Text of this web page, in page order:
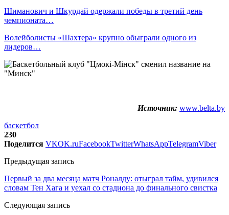
Шиманович и Шкурдай одержали победы в третий день
чемпионата…
Волейболисты «Шахтера» крупно обыграли одного из
лидеров…
Источник: www.belta.by
баскетбол
230
Поделится VKOK.ruFacebookTwitterWhatsAppTelegramViber
Предыдущая запись
Первый за два месяца матч Роналду: отыграл тайм, удивился
словам Тен Хага и уехал со стадиона до финального свистка
Следующая запись